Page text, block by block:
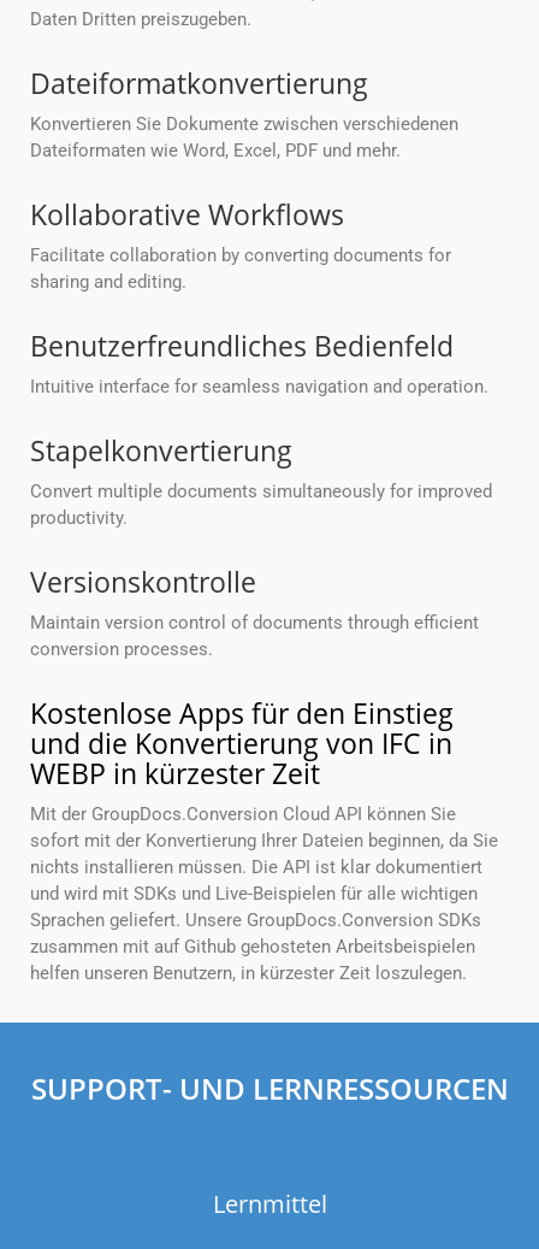
Daten Dritten preiszugeben.
Dateiformatkonvertierung
Konvertieren Sie Dokumente zwischen verschiedenen
Dateiformaten wie Word, Excel, PDF und mehr.
Kollaborative Workflows
Facilitate collaboration by converting documents for
sharing and editing.
Benutzerfreundliches Bedienfeld
Intuitive interface for seamless navigation and operation.
Stapelkonvertierung
Convert multiple documents simultaneously for improved
productivity.
Versionskontrolle
Maintain version control of documents through efficient
conversion processes.
Kostenlose Apps für den Einstieg
und die Konvertierung von IFC in
WEBP in kürzester Zeit
Mit der GroupDocs.Conversion Cloud API können Sie
sofort mit der Konvertierung Ihrer Dateien beginnen, da Sie
nichts installieren müssen. Die API ist klar dokumentiert
und wird mit SDKs und Live-Beispielen für alle wichtigen
Sprachen geliefert. Unsere GroupDocs.Conversion SDKs
zusammen mit auf Github gehosteten Arbeitsbeispielen
helfen unseren Benutzern, in kürzester Zeit loszulegen.
SUPPORT- UND LERNRESSOURCEN
Lernmittel